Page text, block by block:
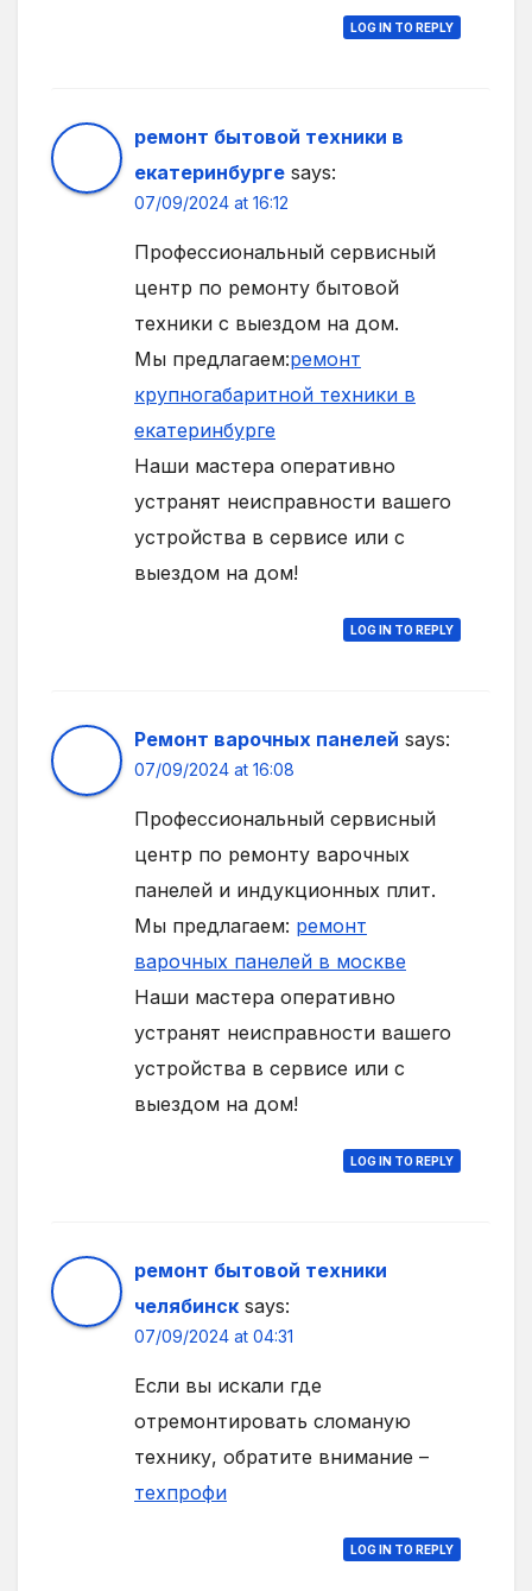
LOG IN TO REPLY
ремонт бытовой техники в
екатеринбурге says:
07/09/2024 at 16:12
Профессиональный сервисный
центр по ремонту бытовой
техники с выездом на дом.
Мы предлагаем:ремонт
крупногабаритной техники в
екатеринбурге
Наши мастера оперативно
устранят неисправности вашего
устройства в сервисе или с
выездом на дом!
LOG IN TO REPLY
Ремонт варочных панелей says:
07/09/2024 at 16:08
Профессиональный сервисный
центр по ремонту варочных
панелей и индукционных плит.
Мы предлагаем: ремонт
варочных панелей в москве
Наши мастера оперативно
устранят неисправности вашего
устройства в сервисе или с
выездом на дом!
LOG IN TO REPLY
ремонт бытовой техники
челябинск says:
07/09/2024 at 04:31
Если вы искали где
отремонтировать сломаную
технику, обратите внимание –
техпрофи
LOG IN TO REPLY